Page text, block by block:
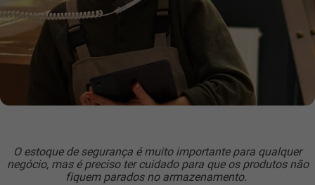
O estoque de segurança é muito importante para qualquer
negócio, mas é preciso ter cuidado para que os produtos não
fiquem parados no armazenamento.